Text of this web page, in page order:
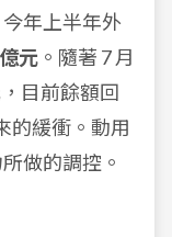
年上半年外
元 。隨著 7 月
目前餘額回
的緩衝。動用
做的調控。